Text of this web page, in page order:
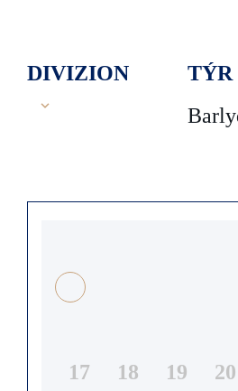
DIVIZION
TÝR
17
18 19 20